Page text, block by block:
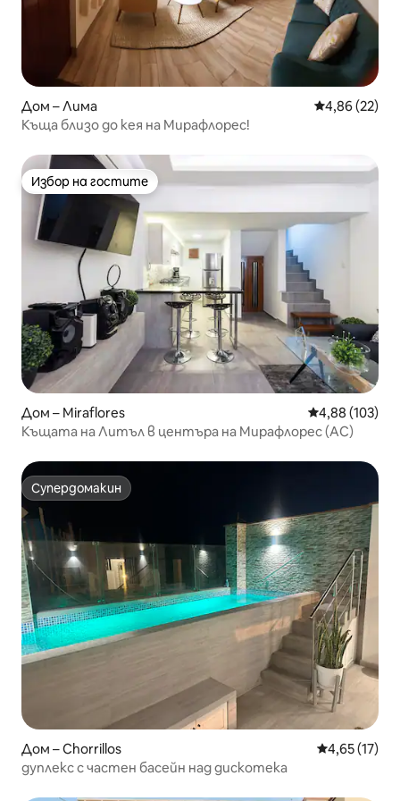
Дом – Лима Средна
4,86 (22)
Къща близо до кея на Мирафлорес!
Избор на гостите
Избор на гостите
Дом – Miraflores Средна
4,88 (103)
Къщата на Литъл в центъра на Мирафлорес (AC)
Супердомакин
Супердомакин
Дом – Chorrillos Средна
4,65 (17)
дуплекс с частен басейн над дискотека